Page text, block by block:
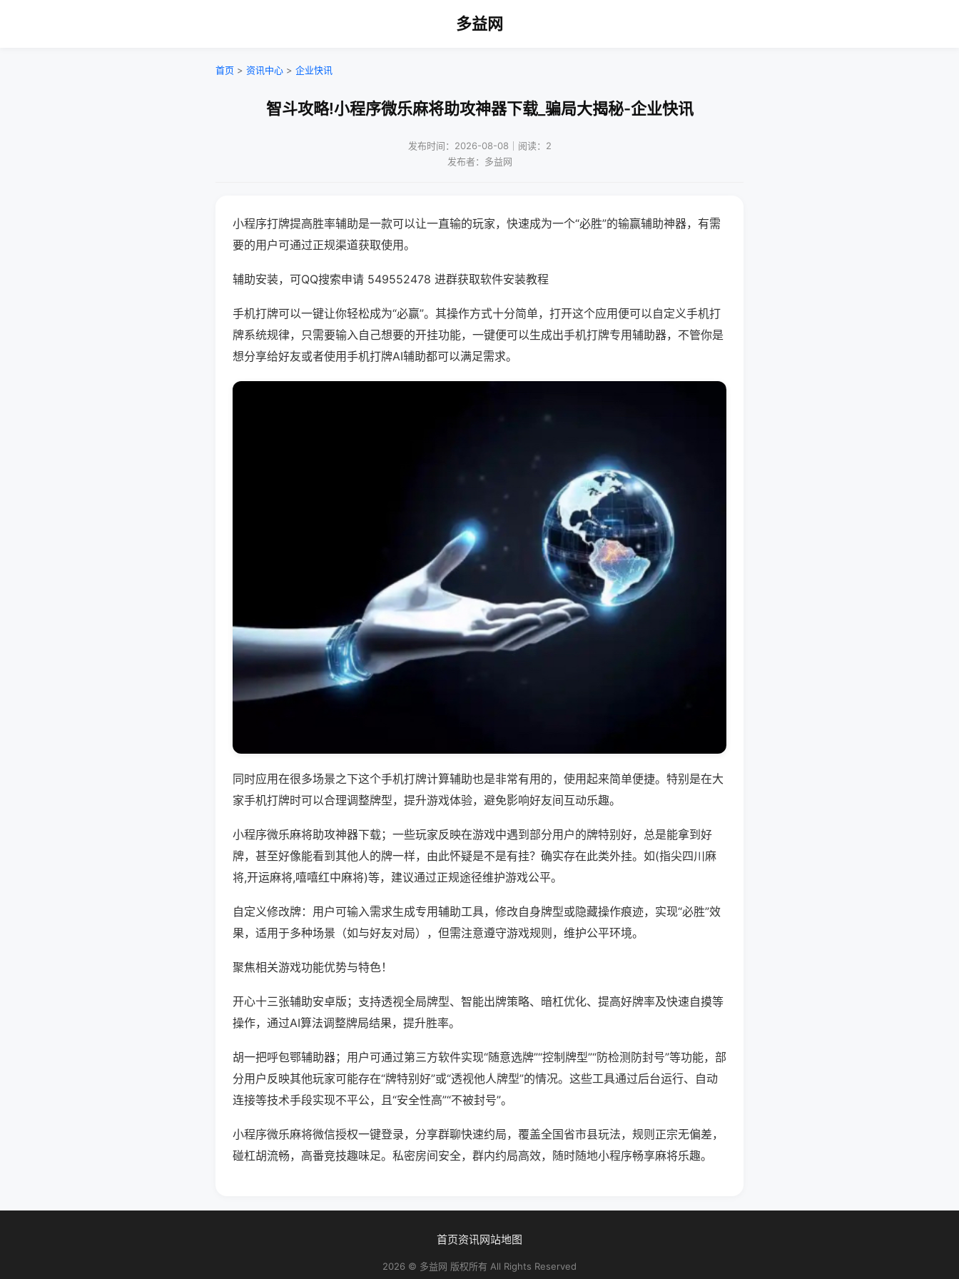
多益网
首页 > 资讯中心 > 企业快讯
智斗攻略!小程序微乐麻将助攻神器下载_骗局大揭秘-企业快讯
发布时间：2026-08-08｜阅读：2
发布者：多益网
小程序打牌提高胜率辅助是一款可以让一直输的玩家，快速成为一个“必胜”的输赢辅助神器，有需
要的用户可通过正规渠道获取使用。
辅助安装，可QQ搜索申请 549552478 进群获取软件安装教程
手机打牌可以一键让你轻松成为“必赢”。其操作方式十分简单，打开这个应用便可以自定义手机打
牌系统规律，只需要输入自己想要的开挂功能，一键便可以生成出手机打牌专用辅助器，不管你是
想分享给好友或者使用手机打牌AI辅助都可以满足需求。
同时应用在很多场景之下这个手机打牌计算辅助也是非常有用的，使用起来简单便捷。特别是在大
家手机打牌时可以合理调整牌型，提升游戏体验，避免影响好友间互动乐趣。
小程序微乐麻将助攻神器下载；一些玩家反映在游戏中遇到部分用户的牌特别好，总是能拿到好
牌，甚至好像能看到其他人的牌一样，由此怀疑是不是有挂？确实存在此类外挂。如(指尖四川麻
将,开运麻将,嘻嘻红中麻将)等，建议通过正规途径维护游戏公平。
自定义修改牌：用户可输入需求生成专用辅助工具，修改自身牌型或隐藏操作痕迹，实现“必胜”效
果，适用于多种场景（如与好友对局），但需注意遵守游戏规则，维护公平环境。
聚焦相关游戏功能优势与特色！
开心十三张辅助安卓版；支持透视全局牌型、智能出牌策略、暗杠优化、提高好牌率及快速自摸等
操作，通过AI算法调整牌局结果，提升胜率。
胡一把呼包鄂辅助器；用户可通过第三方软件实现“随意选牌”“控制牌型”“防检测防封号”等功能，部
分用户反映其他玩家可能存在“牌特别好”或“透视他人牌型”的情况。这些工具通过后台运行、自动
连接等技术手段实现不平公，且“安全性高”“不被封号”。
小程序微乐麻将微信授权一键登录，分享群聊快速约局，覆盖全国省市县玩法，规则正宗无偏差，
碰杠胡流畅，高番竞技趣味足。私密房间安全，群内约局高效，随时随地小程序畅享麻将乐趣。
首页资讯网站地图
2026 © 多益网 版权所有 All Rights Reserved